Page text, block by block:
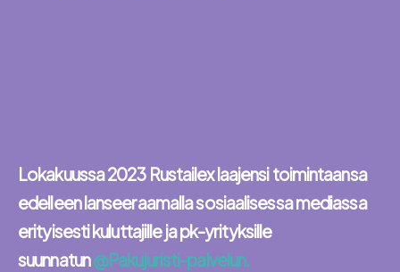
Lokakuussa 2023 Rustailex laajensi toimintaansa
edelleen lanseeraamalla sosiaalisessa mediassa
erityisesti kuluttajille ja pk-yrityksille
suunnatun@Pakujuristi-palvelun.